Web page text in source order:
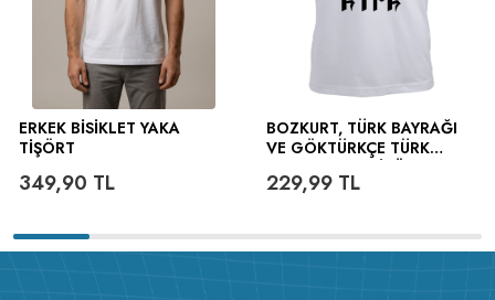
ERKEK BISIKLET YAKA
TIŞÖRT
349,90 TL
BOZKURT, TÜRK BAYRAĞI
VE GÖKTÜRKÇE TÜRK
229,99TL